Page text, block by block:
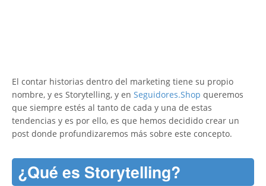
El contar historias dentro del marketing tiene su propio
nombre, y es Storytelling, y en Seguidores.Shop queremos
que siempre estés al tanto de cada y una de estas
tendencias y es por ello, es que hemos decidido crear un
post donde profundizaremos más sobre este concepto.
¿Qué es Storytelling?